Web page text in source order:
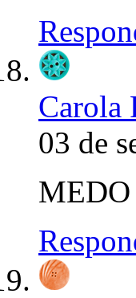
Carola
03 de
MEDO